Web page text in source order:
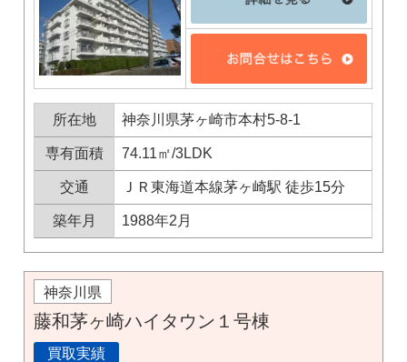
所在地 神奈川県茅ヶ崎市本村5-8-1
専有面積 74.11㎡/3LDK
交通 ＪＲ東海道本線茅ヶ崎駅 徒歩15分
築年月 1988年2月
神奈川県
藤和茅ヶ崎ハイタウン１号棟
買取実績